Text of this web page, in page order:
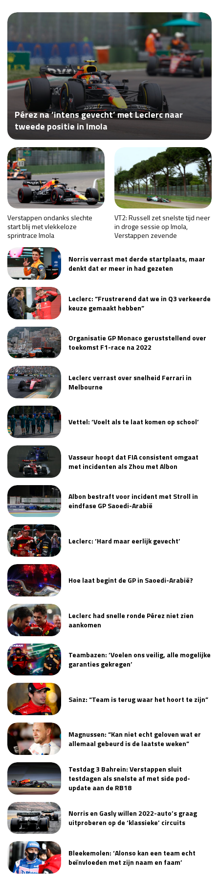
Race
zo 21:00 - 23:00
Kwalificatie
za 05:00 - 06:00
Race
zo 05:00 - 07:00
GP QATAR 2026 27 - 29 nov
Kwalificatie
za 19:00 - 20:00
Race
zo 17:00 - 19:00
04 - 06 dec
Kwalificatie
za 15:00 - 16:00
Race
zo 14:00 - 16:00
Pérez na ‘intens gevecht’ met Leclerc naar
tweede positie in Imola
Verstappen ondanks slechte
start blij met vlekkeloze
sprintrace Imola
VT2: Russell zet snelste tijd neer
in droge sessie op Imola,
Verstappen zevende
Norris verrast met derde startplaats, maar
denkt dat er meer in had gezeten
Leclerc: “Frustrerend dat we in Q3 verkeerde
keuze gemaakt hebben”
Organisatie GP Monaco geruststellend over
toekomst F1-race na 2022
Leclerc verrast over snelheid Ferrari in
Melbourne
Vettel: ‘Voelt als te laat komen op school’
Vasseur hoopt dat FIA consistent omgaat
met incidenten als Zhou met Albon
Albon bestraft voor incident met Stroll in
eindfase GP Saoedi-Arabië
Leclerc: ‘Hard maar eerlijk gevecht’
Hoe laat begint de GP in Saoedi-Arabië?
Leclerc had snelle ronde Pérez niet zien
aankomen
Teambazen: ‘Voelen ons veilig, alle mogelijke
garanties gekregen’
Sainz: “Team is terug waar het hoort te zijn”
Magnussen: “Kan niet echt geloven wat er
allemaal gebeurd is de laatste weken”
Testdag 3 Bahrein: Verstappen sluit
testdagen als snelste af met side pod-
update aan de RB18
Norris en Gasly willen 2022-auto’s graag
uitproberen op de ‘klassieke’ circuits
Bleekemolen: ‘Alonso kan een team echt
beïnvloeden met zijn naam en faam’